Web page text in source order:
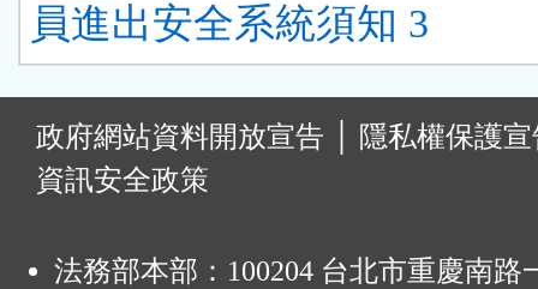
員進出安全系統須知 3
政府網站資料開放宣告
隱私權保護
資訊安全政策
法務部本部：100204 台北市重慶南路